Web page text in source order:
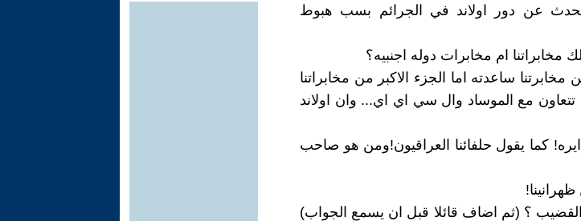
عن دور اولاند في الجرائم بسب هبوط
ام مخابرات دوله اجنبيه؟
ساعدته اما الجزء الاكبر من مخابراتنا
تتعاون مع الموساد وال سي اي اي... وان اولاند
كما يقول حلفائنا العراقيون!ومن هو صاحب
؟ (ثم اضاف قائلا قبل ان يسمع الجواب)